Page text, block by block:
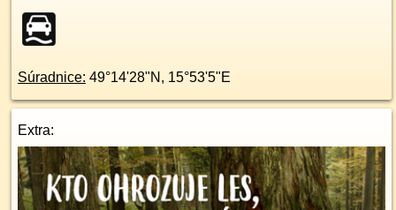
Súradnice: 49°14'28"N , 15°53'5"E
Extra: